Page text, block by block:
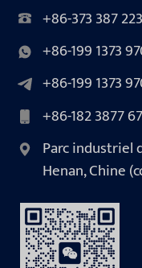
+86-373 387
+86-199 1373
+86-199 1373
+86-182 3877
Parc industriel
Henan, Chine